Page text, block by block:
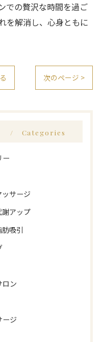
での贅沢な時間を過ご
を解消し、心身ともに
次のページ >
Categories
ー
サージ
アップ
吸引
ロン
ジ